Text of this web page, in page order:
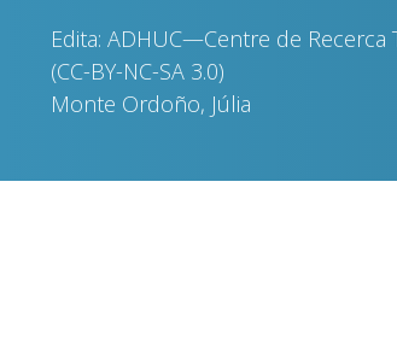
Edita: ADHUC—Centre de Recerca
(CC-BY-NC-SA 3.0)
Monte Ordoño, Júlia